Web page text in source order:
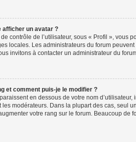
afficher un avatar ?
contrôle de l’utilisateur, sous « Profil », vous
locales. Les administrateurs du forum
invitons à contacter un administrateur du
et comment puis-je le modifier ?
en dessous de votre nom
les modérateurs. Dans la plupart des cas, seul
votre rang sur le forum. Beaucoup